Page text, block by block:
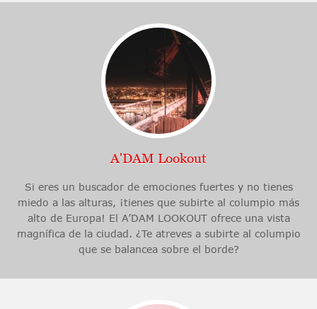
A'DAM Lookout
Si eres un buscador de emociones fuertes y no tienes
miedo a las alturas, ¡tienes que subirte al columpio más
alto de Europa! El A’DAM LOOKOUT ofrece una vista
magnífica de la ciudad. ¿Te atreves a subirte al columpio
que se balancea sobre el borde?